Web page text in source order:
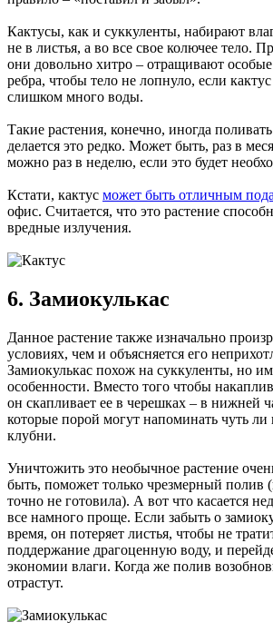
Кактусы, как и суккуленты, набирают
не в листья, а во все свое колючее тело.
они довольно хитро – отращивают
ребра, чтобы тело не лопнуло, если
слишком много воды.
Такие растения, конечно, иногда
делается это редко. Может быть, раз в
можно раз в неделю, если это будет
Кстати, кактус может быть отличным
офис. Считается, что это растение
вредные излучения.
6. Замиокулькас
Данное растение также изначально
условиях, чем и объясняется его
Замиокулькас похож на суккуленты, но
особенности. Вместо того чтобы
он скапливает ее в черешках – в нижней
которые порой могут напоминать чуть ли
клубни.
Уничтожить это необычное растение
быть, поможет только чрезмерный полив
точно не готовила). А вот что касается
все намного проще. Если забыть о
время, он потеряет листья, чтобы не
поддержание драгоценную воду, и
экономии влаги. Когда же полив
отрастут.